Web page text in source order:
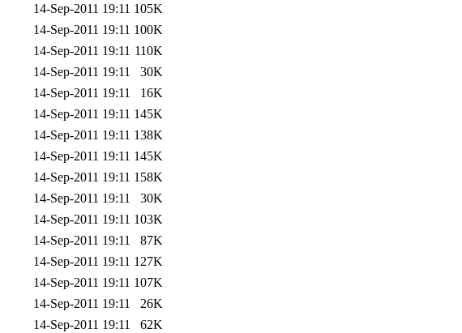
14-Sep-2011 19:11 105K
14-Sep-2011 19:11 100K
14-Sep-2011 19:11 110K
14-Sep-2011 19:11
30K
14-Sep-2011 19:11
16K
14-Sep-2011 19:11 145K
14-Sep-2011 19:11 138K
14-Sep-2011 19:11 145K
14-Sep-2011 19:11 158K
14-Sep-2011 19:11
30K
14-Sep-2011 19:11 103K
14-Sep-2011 19:11
87K
14-Sep-2011 19:11 127K
14-Sep-2011 19:11 107K
14-Sep-2011 19:11
26K
14-Sep-2011 19:11
62K